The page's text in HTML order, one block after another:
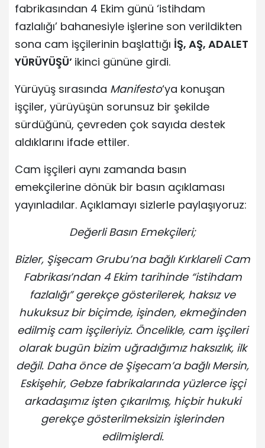
fabrikasından 4 Ekim günü ‘istihdam
fazlalığı’ bahanesiyle işlerine son verildikten
sona cam işçilerinin başlattığı İŞ, AŞ, ADALET
YÜRÜYÜŞÜ’ ikinci gününe girdi.
Yürüyüş sırasında Manifesto‘ya konuşan
işçiler, yürüyüşün sorunsuz bir şekilde
sürdüğünü, çevreden çok sayıda destek
aldıklarını ifade ettiler.
Cam işçileri aynı zamanda basın
emekçilerine dönük bir basın açıklaması
yayınladılar. Açıklamayı sizlerle paylaşıyoruz:
Değerli Basın Emekçileri;
Bizler, Şişecam Grubu’na bağlı Kırklareli Cam
Fabrikası’ndan 4 Ekim tarihinde “istihdam
fazlalığı” gerekçe gösterilerek, haksız ve
hukuksuz bir biçimde, işinden, ekmeğinden
edilmiş cam işçileriyiz. Öncelikle, cam işçileri
olarak bugün bizim uğradığımız haksızlık, ilk
değil. Daha önce de Şişecam’a bağlı Mersin,
Eskişehir, Gebze fabrikalarında yüzlerce işçi
arkadaşımız işten çıkarılmış, hiçbir hukuki
gerekçe gösterilmeksizin işlerinden
edilmişlerdi.